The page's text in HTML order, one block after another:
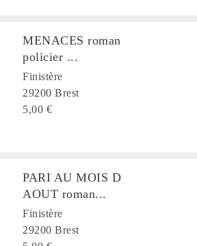
MENACES roman
policier ...
Finistère
29200 Brest
5,00 €
PARI AU MOIS D
AOUT roman...
Finistère
29200 Brest